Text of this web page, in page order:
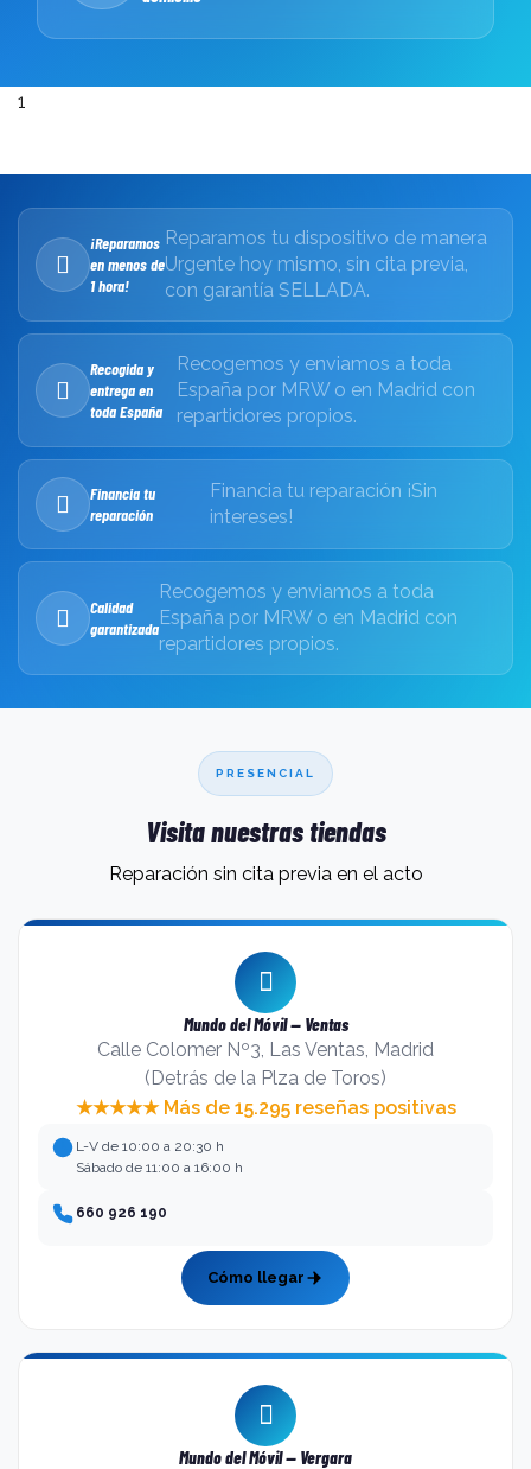
1
¡Reparamos
en menos de
1 hora!
Reparamos tu dispositivo de manera
Urgente hoy mismo, sin cita previa,
con garantía SELLADA.
Recogida y
entrega en
toda España
Recogemos y enviamos a toda
España por MRW o en Madrid con
repartidores propios.
Financia tu
reparación
Financia tu reparación ¡Sin
intereses!
Calidad
garantizada
Recogemos y enviamos a toda
España por MRW o en Madrid con
repartidores propios.
PRESENCIAL
Visita nuestras tiendas
Reparación sin cita previa en el acto
Mundo del Móvil — Ventas
Calle Colomer Nº3, Las Ventas, Madrid
(Detrás de la Plza de Toros)
★★★★★ Más de 15.295 reseñas positivas
L-V de 10:00 a 20:30 h
Sábado de 11:00 a 16:00 h
660 926 190
Cómo llegar
Mundo del Móvil — Vergara